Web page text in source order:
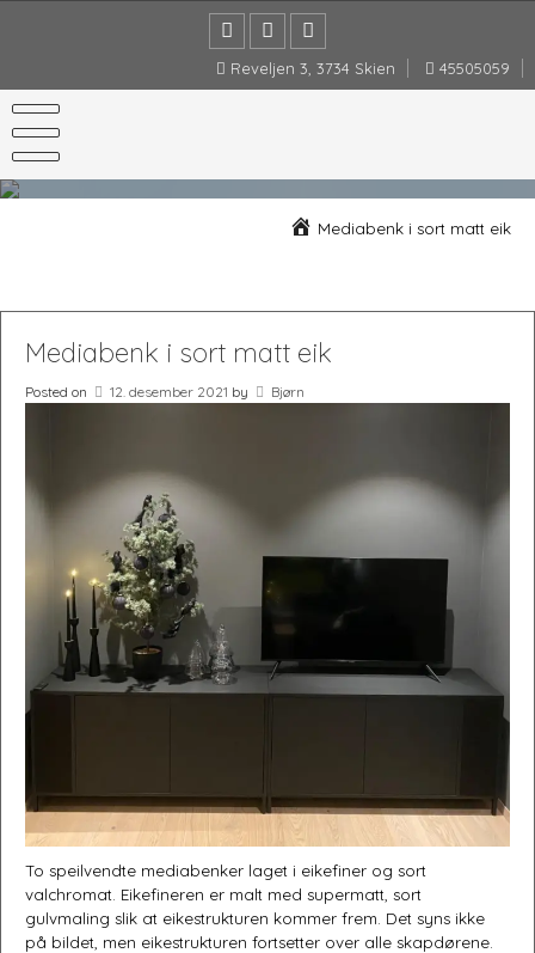
Reveljen 3, 3734 Skien
45505059
Møbler og interiørartikler håndlaget etter dine ønsker.
Mediabenk i sort matt eik
Mediabenk i sort matt eik
Posted on 12. desember 2021 by Bjørn
To speilvendte mediabenker laget i eikefiner og sort
valchromat. Eikefineren er malt med supermatt, sort
gulvmaling slik at eikestrukturen kommer frem. Det syns ikke
på bildet, men eikestrukturen fortsetter over alle skapdørene.